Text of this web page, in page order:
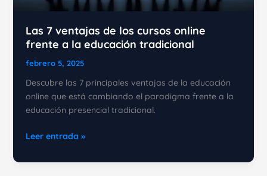
Las 7 ventajas de los cursos online
frente a la educación tradicional
febrero 5, 2025
Descubre las 7 principales ventajas de la educación
online que está cambiando el paradigma frente a la
educación presencial tradicional.
Las
ventajas
Leer entrada »